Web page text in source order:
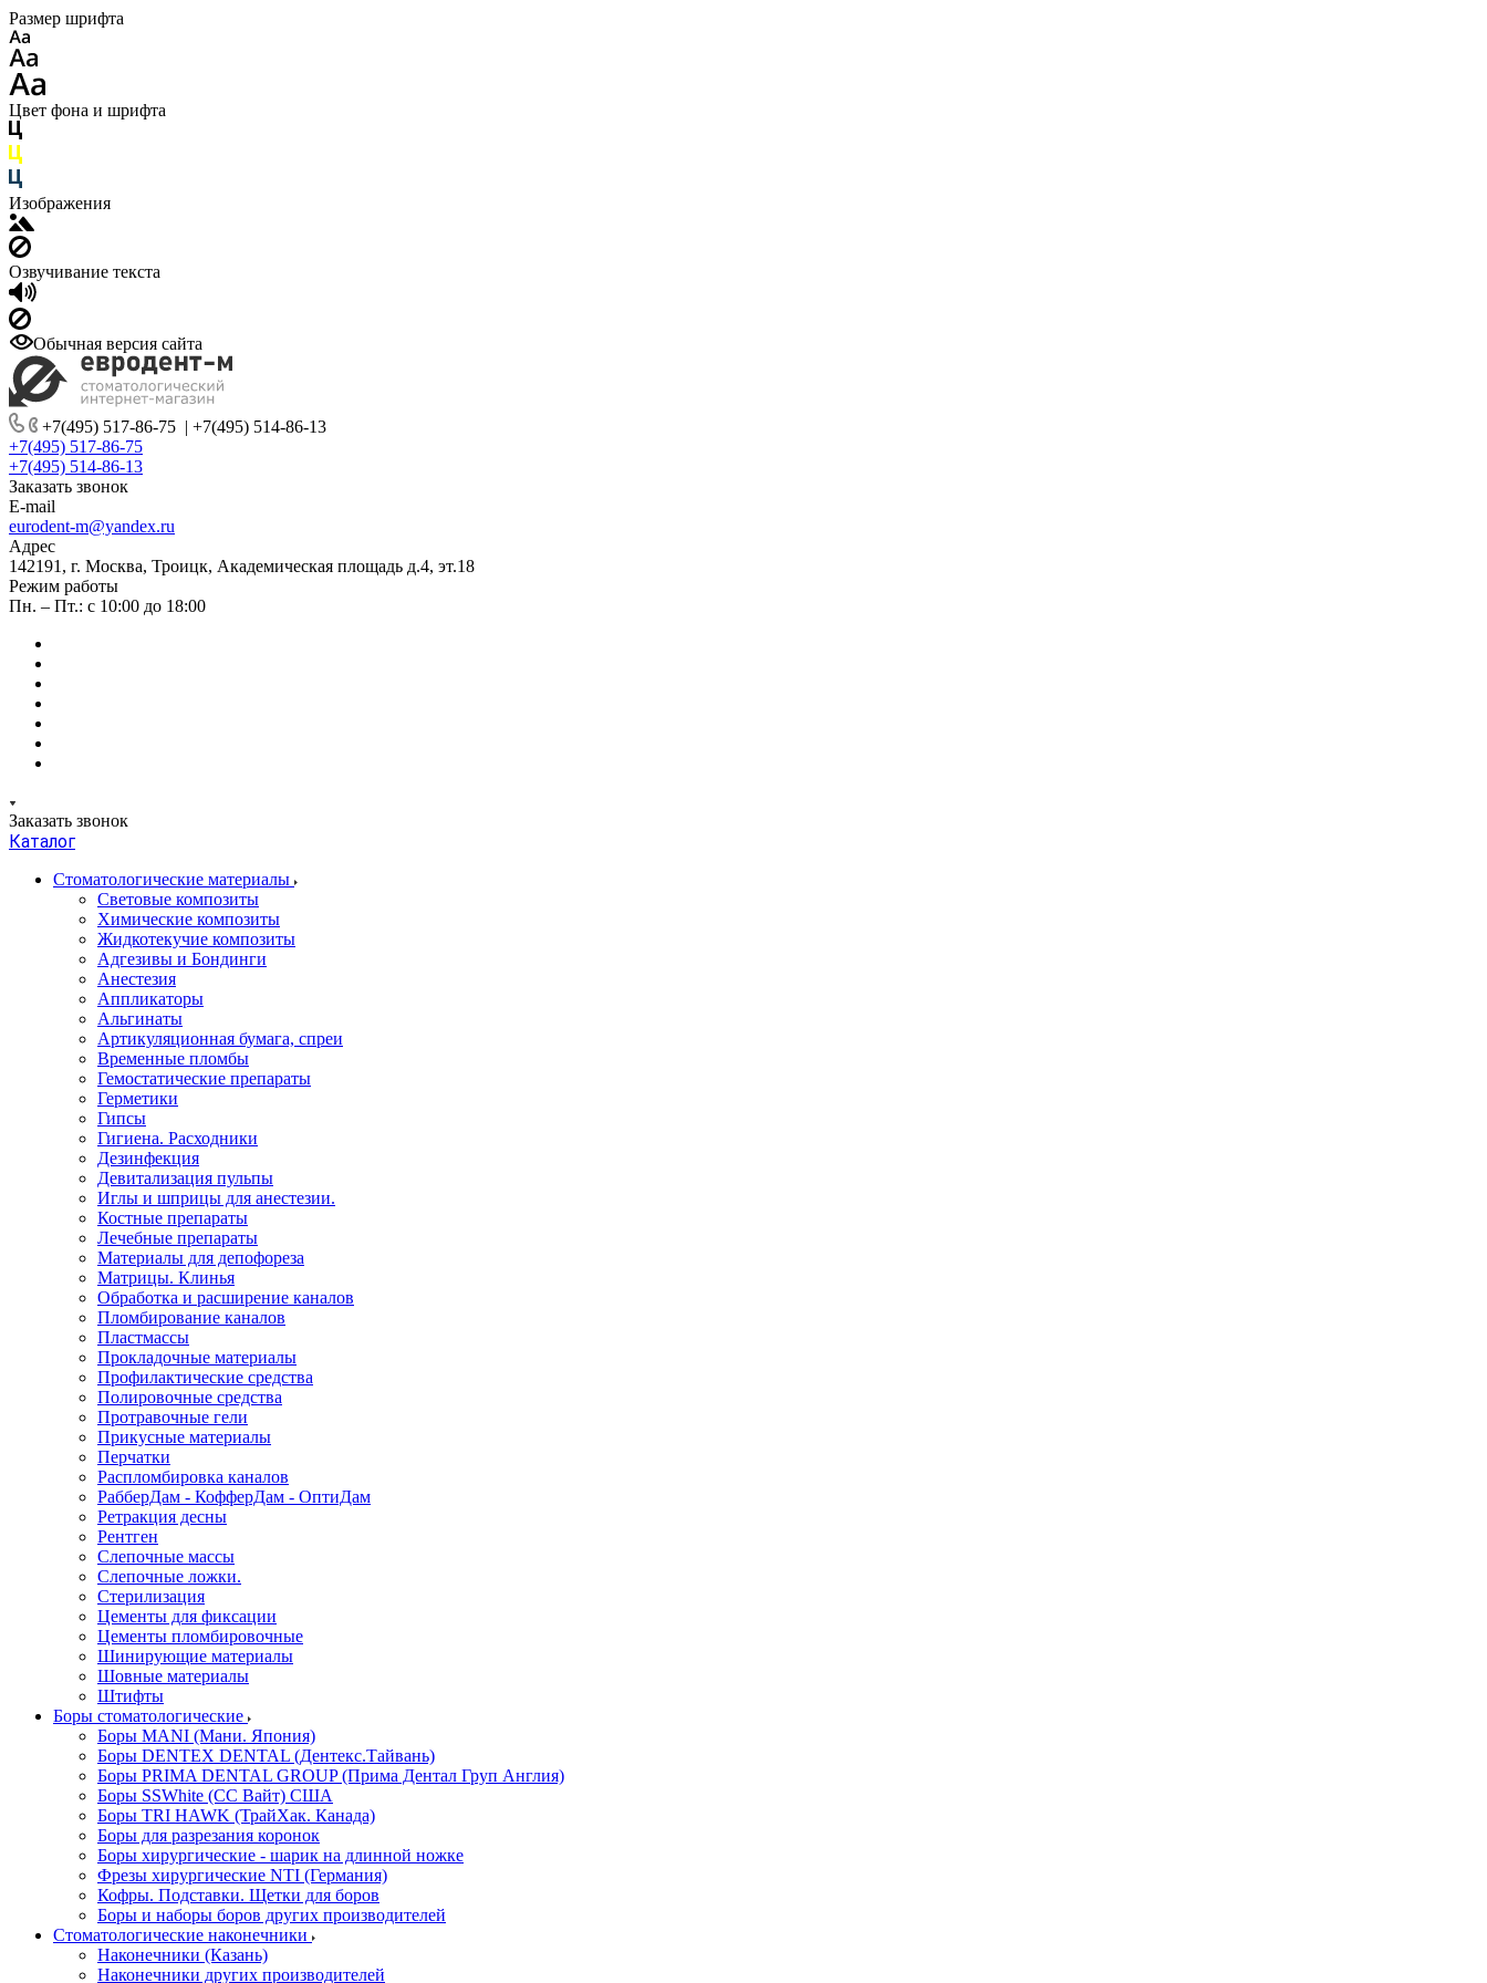
Размер шрифта
Цвет фона и шрифта
Изображения
Озвучивание текста
Обычная версия сайта
+7(495) 517-86-75 | +7(495) 514-86-13
+7(495) 517-86-75
+7(495) 514-86-13
Заказать звонок
E-mail
eurodent-m@yandex.ru
Адрес
142191, г. Москва, Троицк, Академическая площадь д.4, эт.18
Режим работы
Пн. – Пт.: с 10:00 до 18:00
Заказать звонок
Каталог
Стоматологические материалы
Световые композиты
Химические композиты
Жидкотекучие композиты
Адгезивы и Бондинги
Анестезия
Аппликаторы
Альгинаты
Артикуляционная бумага, спреи
Временные пломбы
Гемостатические препараты
Герметики
Гипсы
Гигиена. Расходники
Дезинфекция
Девитализация пульпы
Иглы и шприцы для анестезии.
Костные препараты
Лечебные препараты
Материалы для депофореза
Матрицы. Клинья
Обработка и расширение каналов
Пломбирование каналов
Пластмассы
Прокладочные материалы
Профилактические средства
Полировочные средства
Протравочные гели
Прикусные материалы
Перчатки
Распломбировка каналов
РабберДам - КофферДам - ОптиДам
Ретракция десны
Рентген
Слепочные массы
Слепочные ложки.
Стерилизация
Цементы для фиксации
Цементы пломбировочные
Шинирующие материалы
Шовные материалы
Штифты
Боры стоматологические
Боры MANI (Мани. Япония)
Боры DENTEX DENTAL (Дентекс.Тайвань)
Боры PRIMA DENTAL GROUP (Прима Дентал Груп Англия)
Боры SSWhite (СС Вайт) США
Боры TRI HAWK (ТрайХак. Канада)
Боры для разрезания коронок
Боры хирургические - шарик на длинной ножке
Фрезы хирургические NTI (Германия)
Кофры. Подставки. Щетки для боров
Боры и наборы боров других производителей
Стоматологические наконечники
Наконечники (Казань)
Наконечники других производителей